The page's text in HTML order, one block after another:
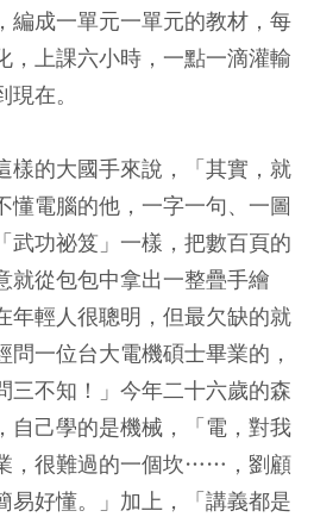
編成一單元一單元的教材，每
，上課六小時，一點一滴灌輸
在。
樣的大國手來說，「其實，就
懂電腦的他，一字一句、一圖
武功祕笈」一樣，把數百頁的
就從包包中拿出一整疊手繪
年輕人很聰明，但最欠缺的就
問一位台大電機碩士畢業的，
三不知！」今年二十六歲的森
自己學的是機械，「電，對我
，很難過的一個坎……，劉顧
易好懂。」加上，「講義都是